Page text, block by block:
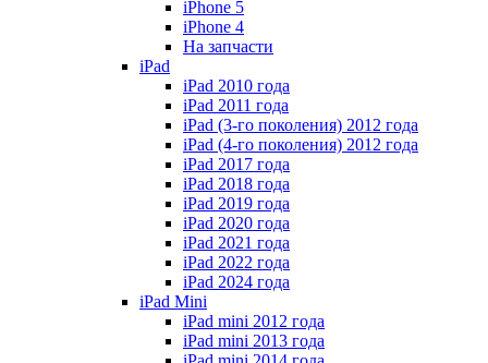
iPhone 5
iPhone 4
На запчасти
iPad
iPad 2010 года
iPad 2011 года
iPad (3-го поколения) 2012 года
iPad (4-го поколения) 2012 года
iPad 2017 года
iPad 2018 года
iPad 2019 года
iPad 2020 года
iPad 2021 года
iPad 2022 года
iPad 2024 года
iPad Mini
iPad mini 2012 года
iPad mini 2013 года